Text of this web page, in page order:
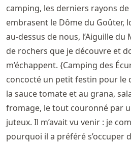
camping, les derniers rayons de
embrasent le Dôme du Goûter,
au-dessus de nous, l’Aiguille du
de rochers que je découvre et
m’échappent. {Camping des
concocté un petit festin pour le
la sauce tomate et au grana,
fromage, le tout couronné par
juteux. Il m’avait vu venir : je
pourquoi il a préféré s’occuper